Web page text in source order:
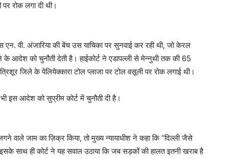
पर रोक लगा दी थी।
वी. अंजारिया की बेंच उस याचिका पर सुनवाई कर रही थी, जो केरल
के आदेश को चुनौती देती है। हाईकोर्ट ने एडापल्ली से मेन्नुथी तक की 65
जिले के पेलियेक्कारा टोल प्लाजा पर टोल वसूली पर रोक लगाई थी।
इस आदेश को सुप्रीम कोर्ट में चुनौती दी है।
वाले जाम का ज़िक्र किया, तो मुख्य न्यायाधीश ने कहा कि “दिल्ली जैसे
साथ ही कोर्ट ने यह सवाल उठाया कि जब सड़कों की हालत इतनी खराब है